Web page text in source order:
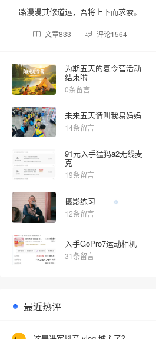
路漫漫其修道远，吾将上下而求索。
文章833 评论1564
为期五天的夏令营活动
结束啦
0条留言
未来五天请叫我易妈妈
14条留言
91元入手猛犸a2无线麦
克
19条留言
摄影练习
12条留言
入手GoPro7运动相机
31条留言
最近热评